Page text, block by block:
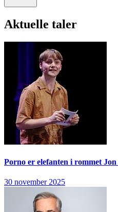
Aktuelle taler
Porno er elefanten i rommet Jon
30 november 2025